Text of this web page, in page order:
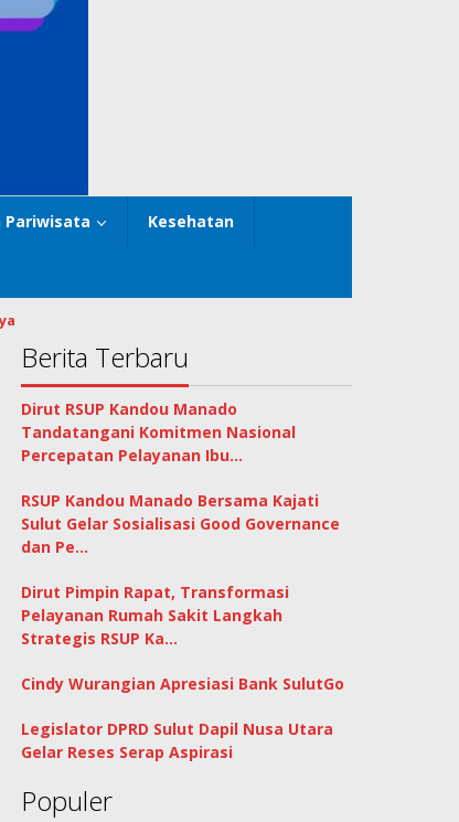
Pariwisata Kesehatan
Berita Terbaru
Dirut RSUP Kandou Manado
Tandatangani Komitmen Nasional
Percepatan Pelayanan Ibu…
RSUP Kandou Manado Bersama Kajati
Sulut Gelar Sosialisasi Good Governance
dan Pe…
Dirut Pimpin Rapat, Transformasi
Pelayanan Rumah Sakit Langkah
Strategis RSUP Ka…
Cindy Wurangian Apresiasi Bank SulutGo
Legislator DPRD Sulut Dapil Nusa Utara
Gelar Reses Serap Aspirasi
Populer